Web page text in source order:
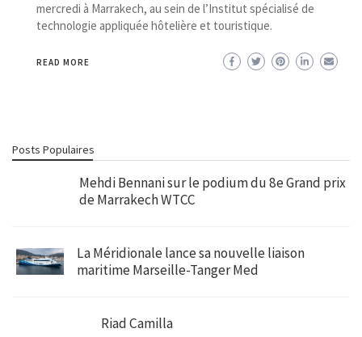
mercredi à Marrakech, au sein de l’Institut spécialisé de
technologie appliquée hôtelière et touristique.
READ MORE
Posts Populaires
Mehdi Bennani sur le podium du 8e Grand prix
de Marrakech WTCC
La Méridionale lance sa nouvelle liaison
maritime Marseille-Tanger Med
Riad Camilla